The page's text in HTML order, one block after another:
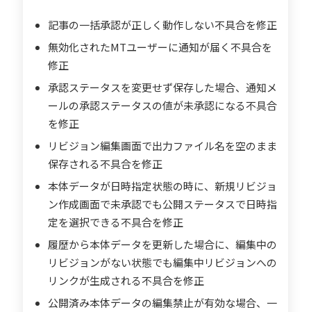
記事の一括承認が正しく動作しない不具合を修正
無効化されたMTユーザーに通知が届く不具合を
修正
承認ステータスを変更せず保存した場合、通知メ
ールの承認ステータスの値が未承認になる不具合
を修正
リビジョン編集画面で出力ファイル名を空のまま
保存される不具合を修正
本体データが日時指定状態の時に、新規リビジョ
ン作成画面で未承認でも公開ステータスで日時指
定を選択できる不具合を修正
履歴から本体データを更新した場合に、編集中の
リビジョンがない状態でも編集中リビジョンへの
リンクが生成される不具合を修正
公開済み本体データの編集禁止が有効な場合、一